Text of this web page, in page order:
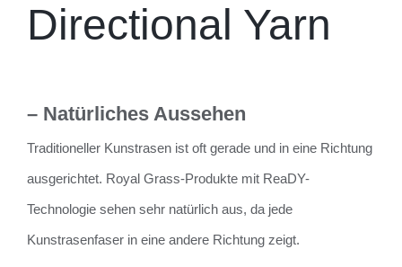
Directional Yarn
– Natürliches Aussehen
Traditioneller Kunstrasen ist oft gerade und in eine Richtung
ausgerichtet. Royal Grass-Produkte mit ReaDY-
Technologie sehen sehr natürlich aus, da jede
Kunstrasenfaser in eine andere Richtung zeigt.